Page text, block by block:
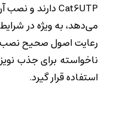
می‌دهد، به ویژه در
رعایت اصول صحیح نصب
استفاده قرار گیرد.